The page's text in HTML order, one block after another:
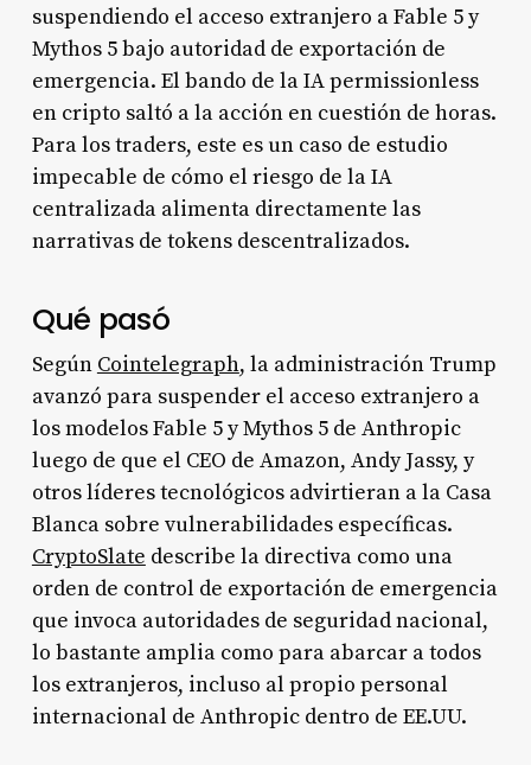
suspendiendo el acceso extranjero a Fable 5 y
Mythos 5 bajo autoridad de exportación de
emergencia. El bando de la IA permissionless
en cripto saltó a la acción en cuestión de horas.
Para los traders, este es un caso de estudio
impecable de cómo el riesgo de la IA
centralizada alimenta directamente las
narrativas de tokens descentralizados.
Qué pasó
Según Cointelegraph, la administración Trump
avanzó para suspender el acceso extranjero a
los modelos Fable 5 y Mythos 5 de Anthropic
luego de que el CEO de Amazon, Andy Jassy, y
otros líderes tecnológicos advirtieran a la Casa
Blanca sobre vulnerabilidades específicas.
CryptoSlate describe la directiva como una
orden de control de exportación de emergencia
que invoca autoridades de seguridad nacional,
lo bastante amplia como para abarcar a todos
los extranjeros, incluso al propio personal
internacional de Anthropic dentro de EE.UU.